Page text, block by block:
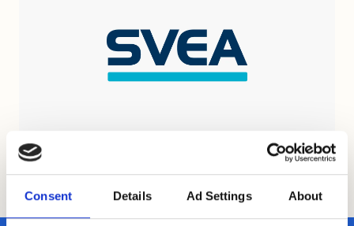
Consent Details Ad Settings About
Søk lån med sikkerhet i bolig
Samle dyre lån i boligen
Boliglånskalkulator
Guider
Artikler
Bankordlisten